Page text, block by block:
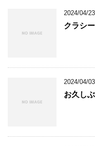
2024/04/23
クラシ
2024/04/03
お久し